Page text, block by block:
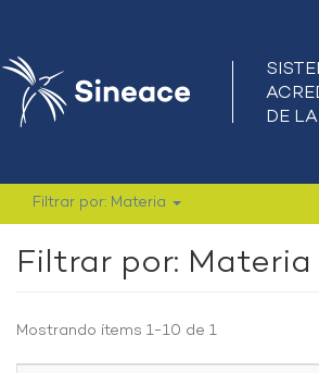
Filtrar por: Materia
Filtrar por: Materia
Mostrando ítems 1-10 de 1